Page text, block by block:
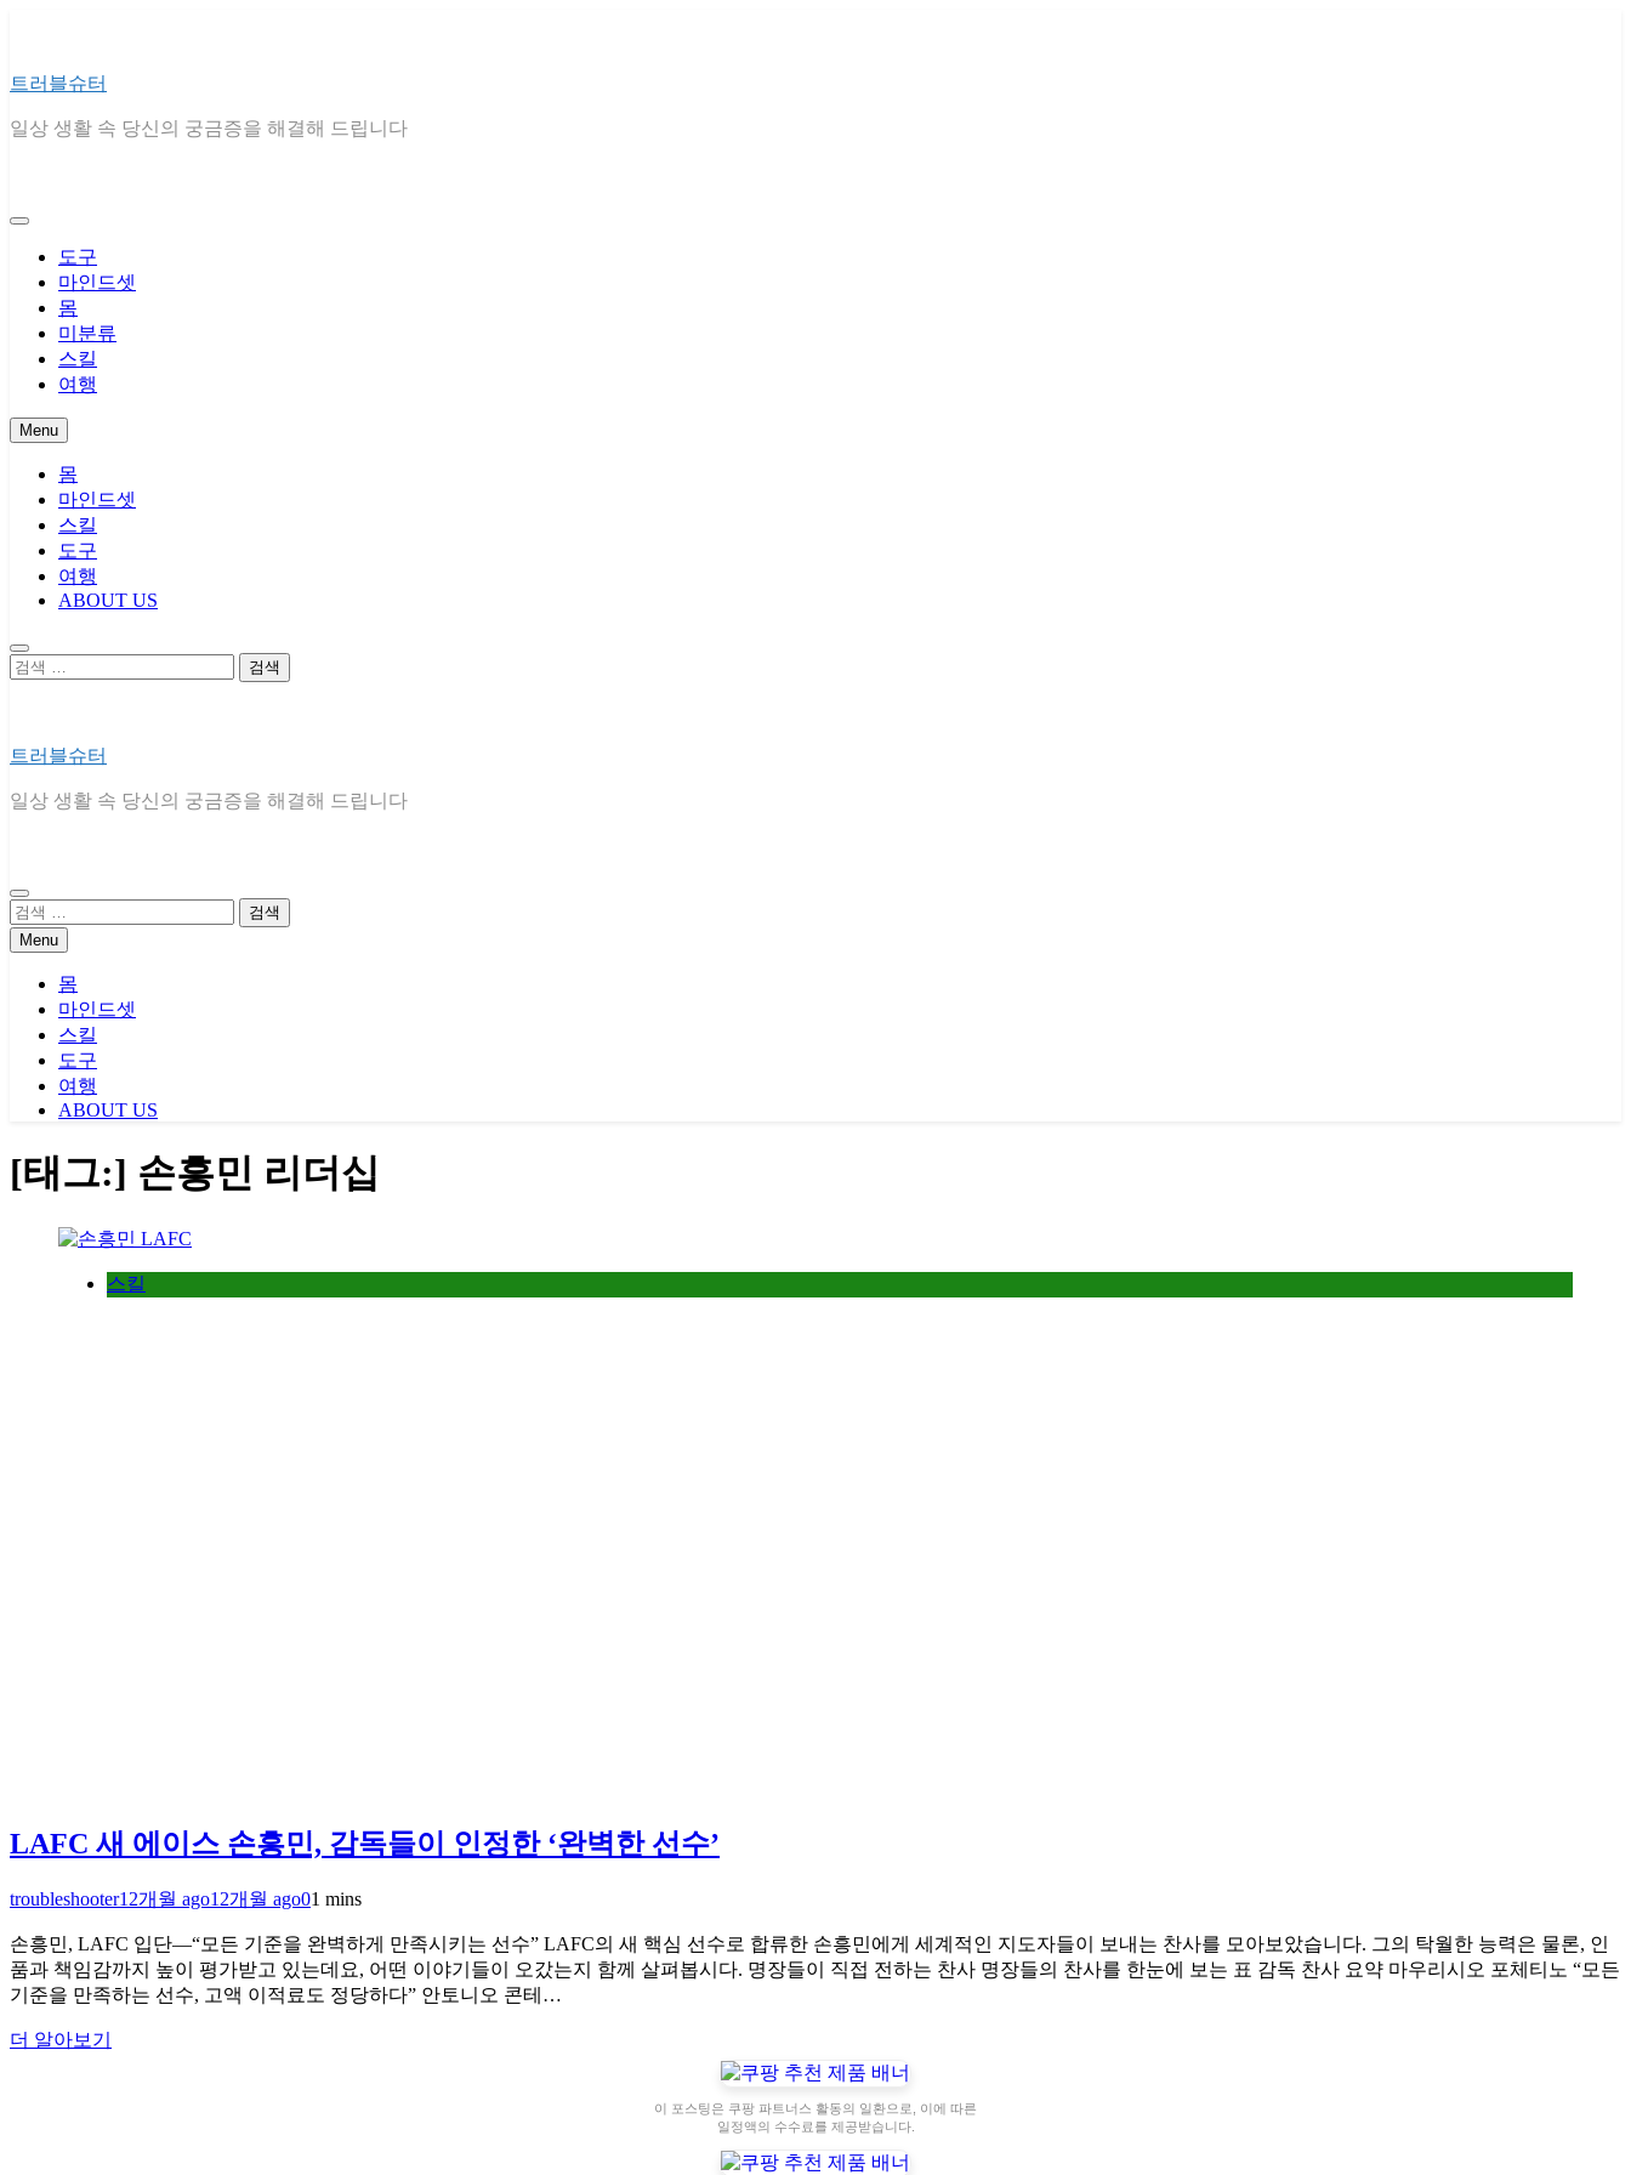
트러블슈터
일상 생활 속 당신의 궁금증을 해결해 드립니다
도구
마인드셋
몸
미분류
스킬
여행
Menu
몸
마인드셋
스킬
도구
여행
ABOUT US
검
트러블슈터
일상 생활 속 당신의 궁금증을 해결해 드립니다
검
색:Menu
몸
마인드셋
스킬
도구
여행
ABOUT US
[태그:] 손흥민 리더십
스킬
LAFC 새 에이스 손흥민, 감독들이 인정한 ‘완벽한 선수’
troubleshooter12개월 ago12개월 ago01 mins
손흥민, LAFC 입단—“모든 기준을 완벽하게 만족시키는 선수” LAFC의 새 핵심 선수로 합류한 손흥민에게 세계적인 지도자들이 보내는 찬사를 모아보았습니다. 그의 탁월한 능력은 물론, 인
품과 책임감까지 높이 평가받고 있는데요, 어떤 이야기들이 오갔는지 함께 살펴봅시다. 명장들이 직접 전하는 찬사 명장들의 찬사를 한눈에 보는 표 감독 찬사 요약 마우리시오 포체티노 “모든
기준을 만족하는 선수, 고액 이적료도 정당하다” 안토니오 콘테…
더 알아보기
이 포스팅은 쿠팡 파트너스 활동의 일환으로, 이에 따른
일정액의 수수료를 제공받습니다.